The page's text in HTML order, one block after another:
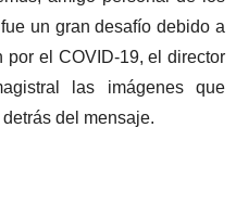
un gran desafío debido a
por el COVID-19, el director
las imágenes que
del mensaje.